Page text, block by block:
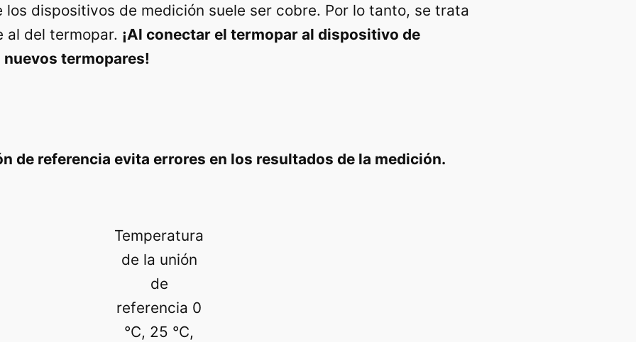
los dispositivos de medición suele ser cobre. Por lo tanto, se trata
al del termopar. ¡Al conectar el termopar al dispositivo de
termopares!
de referencia evita errores en los resultados de la medición.
Temperatura
de la unión
de
referencia 0
°C, 25 °C,